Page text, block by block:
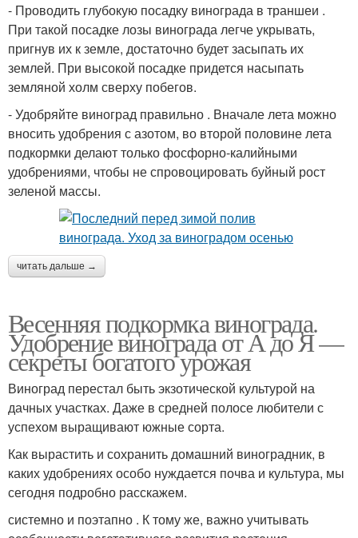
- Проводить глубокую посадку винограда в траншеи .
При такой посадке лозы винограда легче укрывать,
пригнув их к земле, достаточно будет засыпать их
землей. При высокой посадке придется насыпать
земляной холм сверху побегов.
- Удобряйте виноград правильно . Вначале лета можно
вносить удобрения с азотом, во второй половине лета
подкормки делают только фосфорно-калийными
удобрениями, чтобы не спровоцировать буйный рост
зеленой массы.
читать дальше →
Весенняя подкормка винограда.
Удобрение винограда от А до Я —
секреты богатого урожая
Виноград перестал быть экзотической культурой на
дачных участках. Даже в средней полосе любители с
успехом выращивают южные сорта.
Как вырастить и сохранить домашний виноградник, в
каких удобрениях особо нуждается почва и культура, мы
сегодня подробно расскажем.
системно и поэтапно . К тому же, важно учитывать